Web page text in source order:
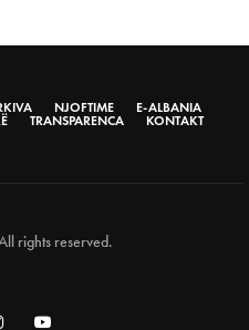
NJOFTIME
E-ALBANIA
TRANSPARENCA KONTAKT
rights reserved.